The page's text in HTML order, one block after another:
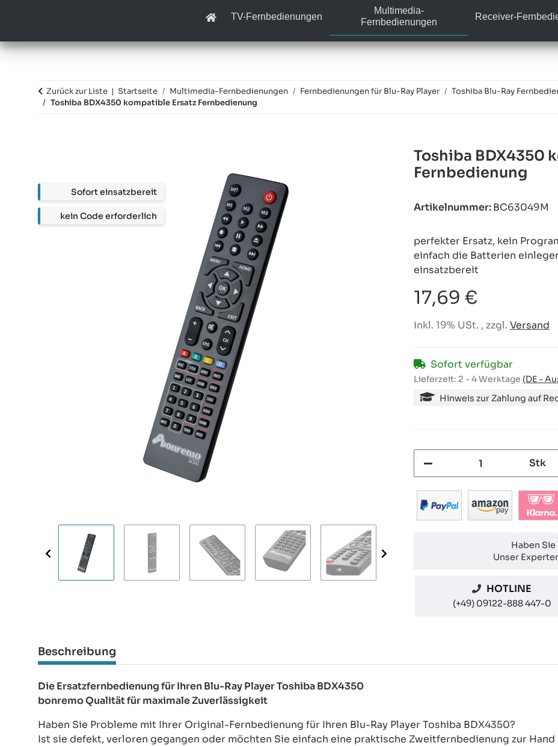
TV-Fernbedienungen
Multimedia-
Fernbedienungen
Receiver-
Zurück zur Liste Startseite Multimedia-Fernbedienungen Fernbedienungen für Blu-Ray Player
Toshiba Blu-Ray
Toshiba BDX4350 kompatible Ersatz Fernbedienung
Toshiba BDX4350
Fernbedienung
Artikelnummer:BC63049M
perfekter Ersatz, kein
einfach die Batterien
einsatzbereit
17,69 €
inkl. 19% USt. , zzgl. Versand
Sofort verfügbar
Lieferzeit: 2 - 4 Werktage (DE -
Hinweis zur Zahlung auf
Stk
Haben
Unser
HOTLINE
(+49) 09122-888 447-0
Beschreibung
Die Ersatzfernbedienung für Ihren Blu-Ray Player Toshiba BDX4350
bonremo Qualität für maximale Zuverlässigkeit
Haben Sie Probleme mit Ihrer Original-Fernbedienung für Ihren Blu-Ray Player Toshiba BDX4350?
Ist sie defekt, verloren gegangen oder möchten Sie einfach eine praktische Zweitfernbedienung zur